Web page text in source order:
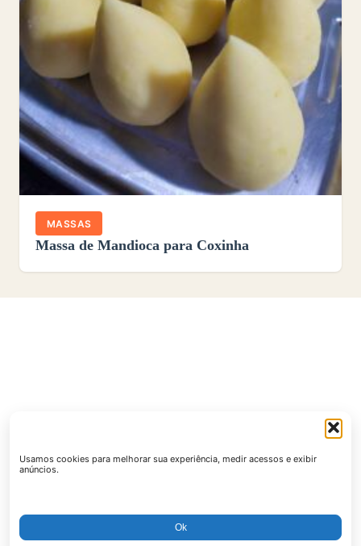
Usamos cookies para melhorar sua experiência, medir acessos e exibir
anúncios.
Ok
MASSAS
Massa de Mandioca para Coxinha